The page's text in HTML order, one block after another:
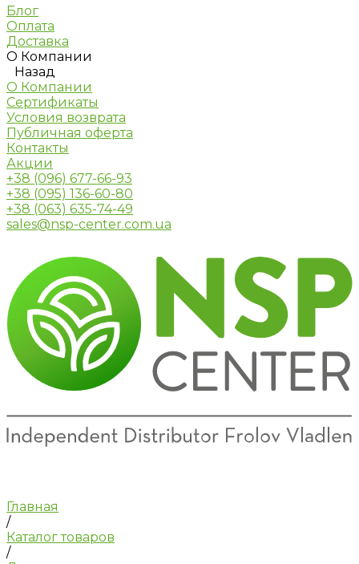
Блог
Оплата
Доставка
О Компании
Назад
О Компании
Сертификаты
Условия возврата
Публичная оферта
Контакты
Акции
+38 (096) 677-66-93
+38 (095) 136-60-80
+38 (063) 635-74-49
sales@nsp-center.com.ua
Главная
/
Каталог товаров
/